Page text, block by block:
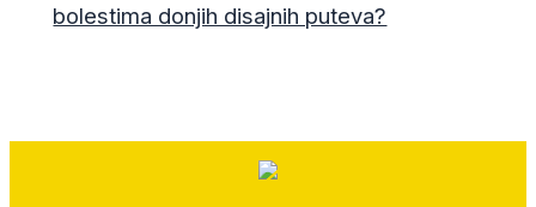
bolestima donjih disajnih puteva?